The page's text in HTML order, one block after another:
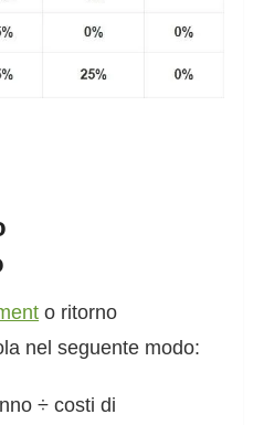
o ritorno
nel seguente modo:
÷ costi di